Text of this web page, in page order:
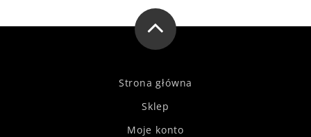
Strona główna
Sklep
Moje konto